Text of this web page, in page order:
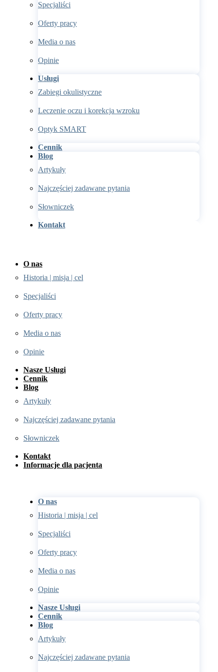
Specjaliści
Oferty pracy
Media o nas
Opinie
Usługi
Zabiegi okulistyczne
Leczenie oczu i korekcja wzroku
Optyk SMART
Cennik
Blog
Artykuły
Najczęściej zadawane pytania
Słowniczek
Kontakt
O nas
Historia | misja | cel
Specjaliści
Oferty pracy
Media o nas
Opinie
Nasze Usługi
Cennik
Blog
Artykuły
Najczęściej zadawane pytania
Słowniczek
Kontakt
Informacje dla pacjenta
O nas
Historia | misja | cel
Specjaliści
Oferty pracy
Media o nas
Opinie
Nasze Usługi
Cennik
Blog
Artykuły
Najczęściej zadawane pytania